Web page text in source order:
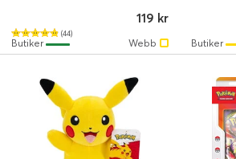
(44)
119 kr
Webb
Butiker Butiker